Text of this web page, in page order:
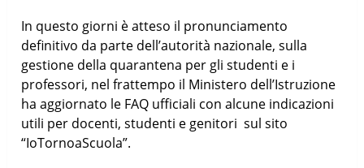
In questo giorni è atteso il pronunciamento
definitivo da parte dell’autorità nazionale, sulla
gestione della quarantena per gli studenti e i
professori, nel frattempo il Ministero dell’Istruzione
ha aggiornato le FAQ ufficiali con alcune indicazioni
utili per docenti, studenti e genitori sul sito
“IoTornoaScuola”.